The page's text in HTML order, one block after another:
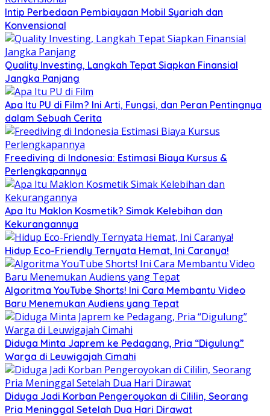
Intip Perbedaan Pembiayaan Mobil Syariah dan
Konvensional
Quality Investing, Langkah Tepat Siapkan Finansial
Jangka Panjang
Apa Itu PU di Film? Ini Arti, Fungsi, dan Peran Pentingnya
dalam Sebuah Cerita
Freediving di Indonesia: Estimasi Biaya Kursus &
Perlengkapannya
Apa Itu Maklon Kosmetik? Simak Kelebihan dan
Kekurangannya
Hidup Eco-Friendly Ternyata Hemat, Ini Caranya!
Algoritma YouTube Shorts! Ini Cara Membantu Video
Baru Menemukan Audiens yang Tepat
Diduga Minta Japrem ke Pedagang, Pria “Digulung”
Warga di Leuwigajah Cimahi
Diduga Jadi Korban Pengeroyokan di Cililin, Seorang
Pria Meninggal Setelah Dua Hari Dirawat